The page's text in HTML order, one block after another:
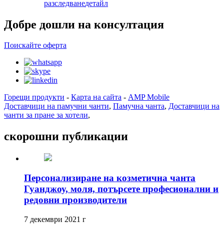
разследванедетайл
Добре дошли на консултация
Поискайте оферта
Горещи продукти - Карта на сайта - AMP Mobile
Доставчици на памучни чанти, Памучна чанта, Доставчици на
чанти за пране за хотели,
скорошни публикации
Персонализиране на козметична чанта
Гуанджоу, моля, потърсете професионални и
редовни производители
7 декември 2021 г